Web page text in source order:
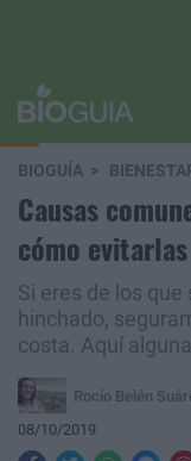
BIOGUÍA
Causas
cómo evitarlas
Si eres de los
hinchado,
costa. Aquí
Rocío Belén
08/10/2019